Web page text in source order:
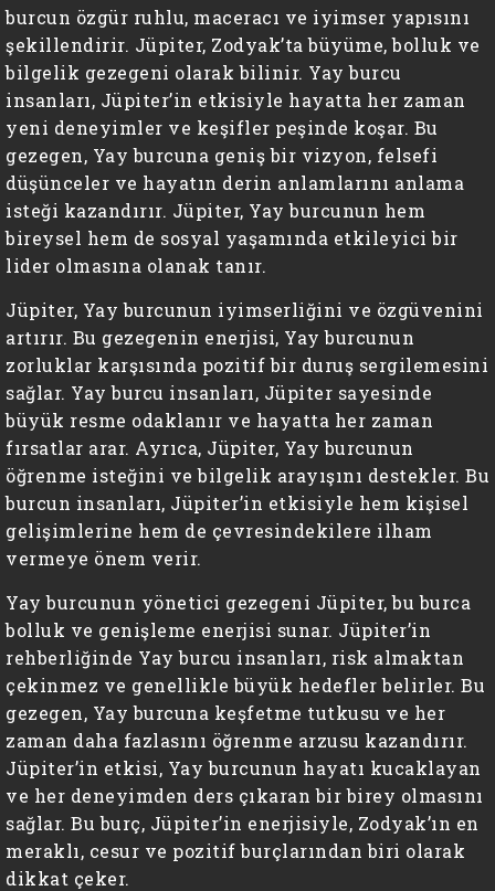
burcun özgür ruhlu, maceracı ve iyimser yapısını
şekillendirir. Jüpiter, Zodyak’ta büyüme, bolluk ve
bilgelik gezegeni olarak bilinir. Yay burcu
insanları, Jüpiter’in etkisiyle hayatta her zaman
yeni deneyimler ve keşifler peşinde koşar. Bu
gezegen, Yay burcuna geniş bir vizyon, felsefi
düşünceler ve hayatın derin anlamlarını anlama
isteği kazandırır. Jüpiter, Yay burcunun hem
bireysel hem de sosyal yaşamında etkileyici bir
lider olmasına olanak tanır.
Jüpiter, Yay burcunun iyimserliğini ve özgüvenini
artırır. Bu gezegenin enerjisi, Yay burcunun
zorluklar karşısında pozitif bir duruş sergilemesini
sağlar. Yay burcu insanları, Jüpiter sayesinde
büyük resme odaklanır ve hayatta her zaman
fırsatlar arar. Ayrıca, Jüpiter, Yay burcunun
öğrenme isteğini ve bilgelik arayışını destekler. Bu
burcun insanları, Jüpiter’in etkisiyle hem kişisel
gelişimlerine hem de çevresindekilere ilham
vermeye önem verir.
Yay burcunun yönetici gezegeni Jüpiter, bu burca
bolluk ve genişleme enerjisi sunar. Jüpiter’in
rehberliğinde Yay burcu insanları, risk almaktan
çekinmez ve genellikle büyük hedefler belirler. Bu
gezegen, Yay burcuna keşfetme tutkusu ve her
zaman daha fazlasını öğrenme arzusu kazandırır.
Jüpiter’in etkisi, Yay burcunun hayatı kucaklayan
ve her deneyimden ders çıkaran bir birey olmasını
sağlar. Bu burç, Jüpiter’in enerjisiyle, Zodyak’ın en
meraklı, cesur ve pozitif burçlarından biri olarak
dikkat çeker.